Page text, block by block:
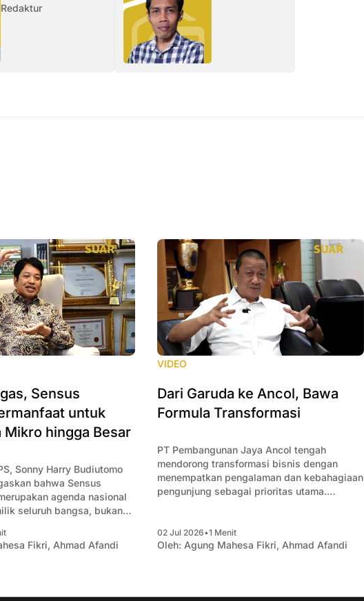
Redaktur
Sensus
untuk
Mikro hingga Besar
Sonny Harry Budiutomo
bahwa Sensus
agenda nasional
seluruh bangsa, bukan
akurat mengenai kondisi
Indonesia sebagai
Fikri, Ahmad Afandi
VIDEO
Dari Garuda ke Ancol, Bawa
Formula Transformasi
PT Pembangunan Jaya Ancol tengah
mendorong transformasi bisnis dengan
menempatkan pengalaman dan kebahagiaan
pengunjung sebagai prioritas utama.
wahana, melainkan menghadirkan
pengalaman yang membuat pengunjung
02 Jul 2026•1 Menit
Oleh: Agung Mahesa Fikri, Ahmad Afandi